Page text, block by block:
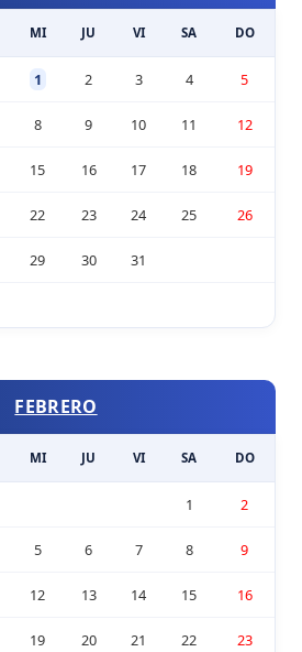
MI JU VI SA DO
1 2 3 4 5
8 9 10 11 12
15 16 17 18 19
22 23 24 25 26
29 30 31
FEBRERO
MI JU VI SA DO
1 2
5 6 7 8 9
12 13 14 15 16
19 20 21 22 23